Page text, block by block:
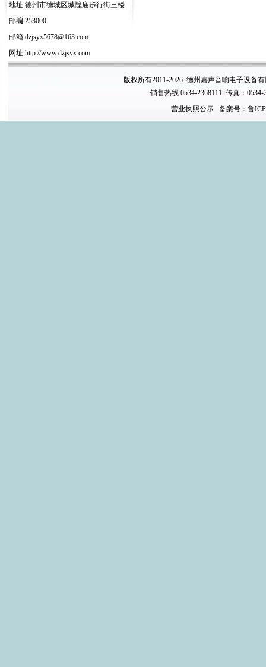
地址:德州市德城区城隍庙步行街三楼
邮编:253000
邮箱:dzjsyx5678@163.com
网址:http://www.dzjsyx.com
版权所有2011-2026 德州嘉声音响电子设备
销售热线:0534-2368111 传真：
营业执照公示
备案号：鲁